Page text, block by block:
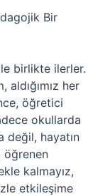
Bir
birlikte ilerler.
aldığımız her
öğretici
okullarda
değil, hayatın
öğrenen
kalmayız,
etkileşime